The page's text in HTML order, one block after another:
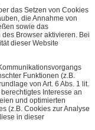
das Setzen von Cookies
die Annahme von
sowie das
Browser aktivieren. Bei
dieser Website
Funktionen (z.B.
von Art. 6 Abs. 1 lit.
Interesse an
und optimierten
(z.B. Cookies zur Analyse
in dieser